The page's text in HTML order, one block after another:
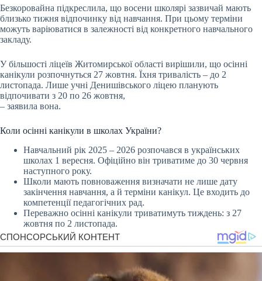
Безкоровайна підкреслила, що восени школярі зазвичай мають
близько тижня відпочинку від навчання. При цьому терміни
можуть варіюватися в залежності від конкретного навчального
закладу.
У більшості ліцеїв Житомирської області вирішили, що осінні
канікули розпочнуться 27 жовтня. Їхня тривалість – до 2
листопада. Лише учні Денишівського ліцею планують
відпочивати з 20 по 26 жовтня,
– заявила вона.
Коли осінні канікули в школах України?
Навчальний рік 2025 – 2026 розпочався в українських
школах 1 вересня. Офіційно він триватиме до 30 червня
наступного року.
Школи мають повноваження визначати не лише дату
закінчення навчання, а й терміни канікул. Це входить до
компетенції педагогічних рад.
Переважно осінні канікули триватимуть тиждень: з 27
жовтня по 2 листопада.